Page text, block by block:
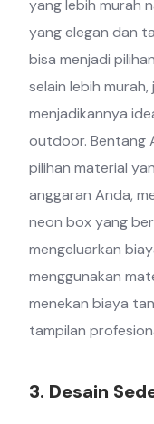
yang lebih murah
yang elegan dan
bisa menjadi
selain lebih
menjadikannya
outdoor. Bentang
pilihan material
anggaran Anda,
neon box yang
mengeluarkan
menggunakan
menekan biaya
tampilan
3. Desain